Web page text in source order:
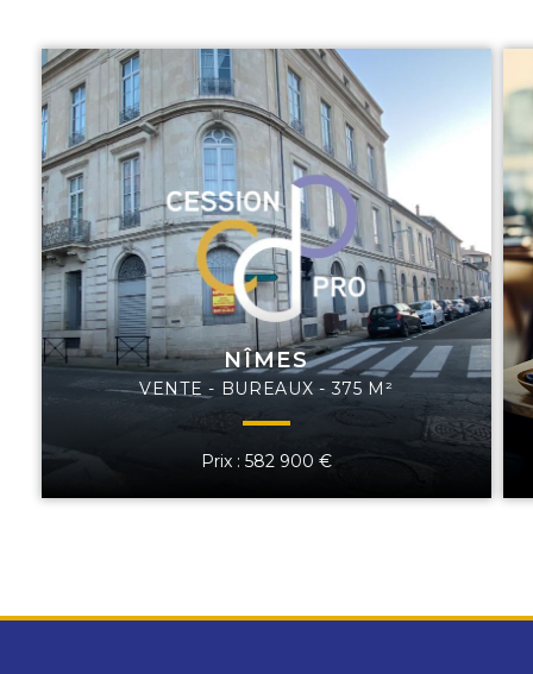
NÎMES
VENTE - BUREAUX - 375 M²
Prix : 582 900 €